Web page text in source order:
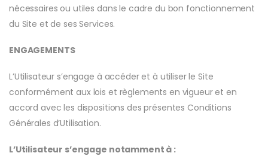
nécessaires ou utiles dans le cadre du bon fonctionnement
du Site et de ses Services.
ENGAGEMENTS
L’Utilisateur s’engage à accéder et à utiliser le Site
conformément aux lois et règlements en vigueur et en
accord avec les dispositions des présentes Conditions
Générales d’Utilisation.
L’Utilisateur s’engage notamment à :